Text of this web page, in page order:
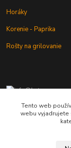
Horáky
Korenie - Paprika
Rošty na grilovanie
+421
od 8:00
Tento web
webu vyjadrujete